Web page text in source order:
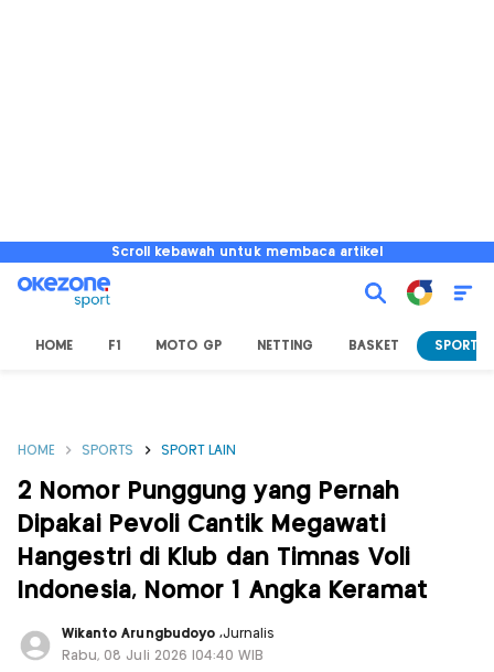
Scroll kebawah untuk membaca artikel
HOME F1 MOTO GP NETTING BASKET SPORT
HOME SPORTS SPORT LAIN
2 Nomor Punggung yang Pernah
Dipakai Pevoli Cantik Megawati
Hangestri di Klub dan Timnas Voli
Indonesia, Nomor 1 Angka Keramat
Wikanto Arungbudoyo ,Jurnalis
Rabu, 08 Juli 2026 |04:40 WIB